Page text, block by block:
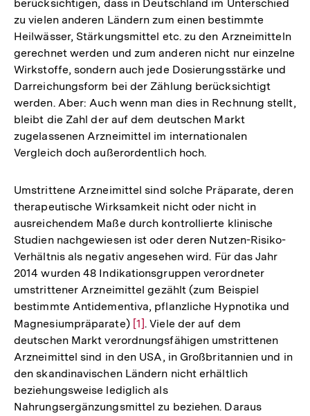
berücksichtigen, dass in Deutschland im Unterschied
zu vielen anderen Ländern zum einen bestimmte
Heilwässer, Stärkungsmittel etc. zu den Arzneimitteln
gerechnet werden und zum anderen nicht nur einzelne
Wirkstoffe, sondern auch jede Dosierungsstärke und
Darreichungsform bei der Zählung berücksichtigt
werden. Aber: Auch wenn man dies in Rechnung stellt,
bleibt die Zahl der auf dem deutschen Markt
zugelassenen Arzneimittel im internationalen
Vergleich doch außerordentlich hoch.
Umstrittene Arzneimittel sind solche Präparate, deren
therapeutische Wirksamkeit nicht oder nicht in
ausreichendem Maße durch kontrollierte klinische
Studien nachgewiesen ist oder deren Nutzen-Risiko-
Verhältnis als negativ angesehen wird. Für das Jahr
2014 wurden 48 Indikationsgruppen verordneter
umstrittener Arzneimittel gezählt (zum Beispiel
bestimmte Antidementiva, pflanzliche Hypnotika und
Magnesiumpräparate) Zur
Auflösung
der
Fußnote
[1]. Viele der auf dem
deutschen Markt verordnungsfähigen umstrittenen
Arzneimittel sind in den USA, in Großbritannien und in
den skandinavischen Ländern nicht erhältlich
beziehungsweise lediglich als
Nahrungsergänzungsmittel zu beziehen. Daraus